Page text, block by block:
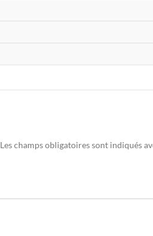
Les champs obligatoires sont indiqués